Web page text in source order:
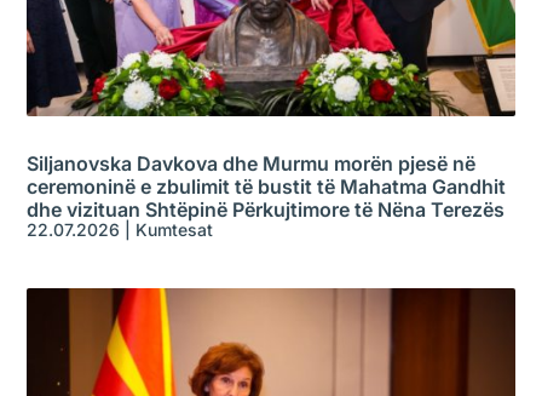
Siljanovska Davkova dhe Murmu morën pjesë në
ceremoninë e zbulimit të bustit të Mahatma Gandhit
dhe vizituan Shtëpinë Përkujtimore të Nëna Terezës
22.07.2026 Kumtesat